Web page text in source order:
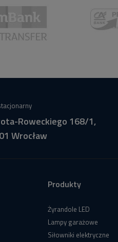
Roweckiego 168/1,
Wrocław
Produkty
Żyrandole LED
Lampy garażowe
Siłowniki elektryczne